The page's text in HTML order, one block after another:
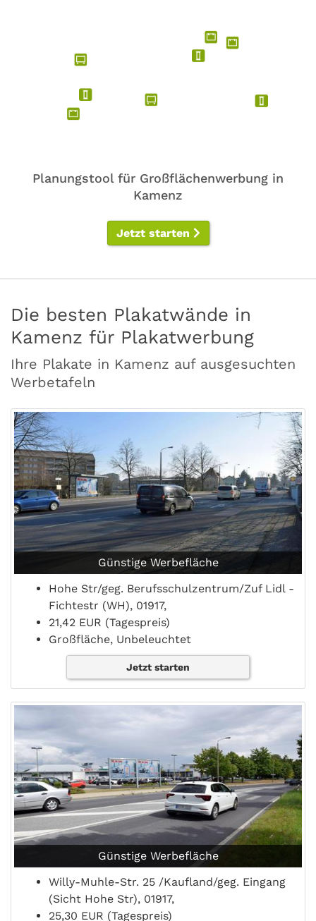
Planungstool für Großflächenwerbung in
Kamenz
Jetzt starten
Die besten Plakatwände in
Kamenz für Plakatwerbung
Ihre Plakate in Kamenz auf ausgesuchten
Werbetafeln
Günstige Werbefläche
Hohe Str/geg. Berufsschulzentrum/Zuf Lidl -
Fichtestr (WH), 01917,
21,42 EUR (Tagespreis)
Großfläche, Unbeleuchtet
Jetzt starten
Günstige Werbefläche
Willy-Muhle-Str. 25 /Kaufland/geg. Eingang
(Sicht Hohe Str), 01917,
25,30 EUR (Tagespreis)